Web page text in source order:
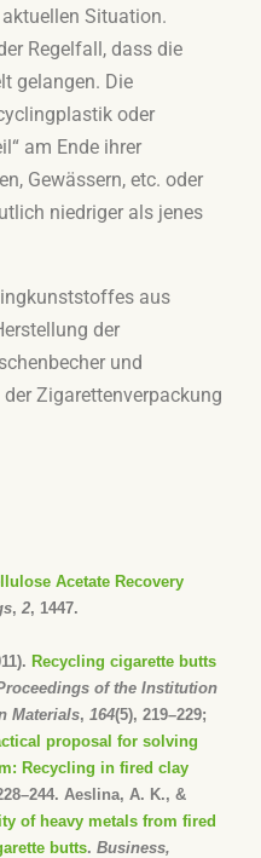
Situation.
Regelfall, dass die
gelangen. Die
oder
am Ende ihrer
Gewässern, etc. oder
niedriger als jenes
aus
der
und
Zigarettenverpackung
Acetate Recovery
, 2, 1447.
Recycling cigarette butts
of the Institution
Materials, 164(5), 219–229;
proposal for solving
Recycling in fired clay
Aeslina, A. K., &
of heavy metals from fired
butts. Business,